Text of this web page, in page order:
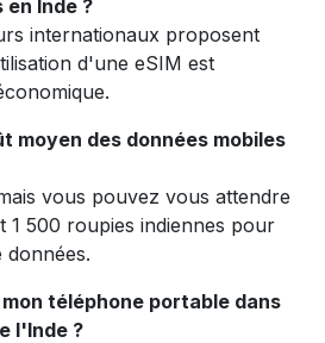
Inde ?
internationaux proposent
d'une eSIM est
moyen des données mobiles
vous pouvez vous attendre
1 500 roupies indiennes pour
téléphone portable dans
l'Inde ?